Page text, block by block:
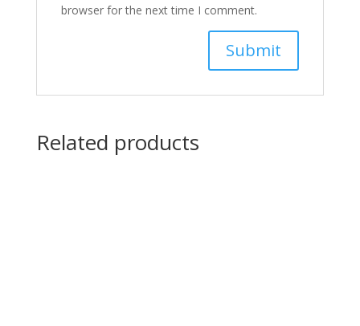
browser for the next time I comment.
Related products